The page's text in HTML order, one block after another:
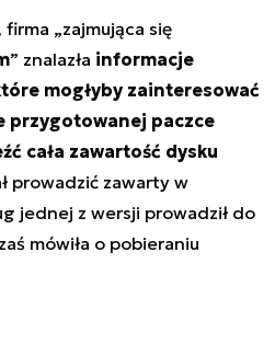
„zajmująca się
” znalazła informacje
mogłyby zainteresować
przygotowanej paczce
cała zawartość dysku
prowadzić zawarty w
jednej z wersji prowadził do
mówiła o pobieraniu